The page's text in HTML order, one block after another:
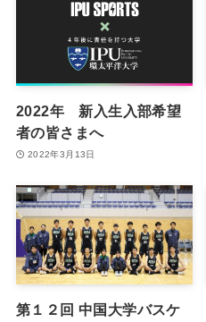
2022年 新入生入部希望
者の皆さまへ
2022年3月13日
第１２回 中国大学バスケ